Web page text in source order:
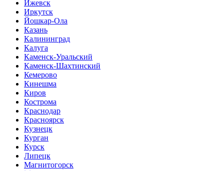
Ижевск
Иркутск
Йошкар-Ола
Казань
Калининград
Калуга
Каменск-Уральский
Каменск-Шахтинский
Кемерово
Кинешма
Киров
Кострома
Краснодар
Красноярск
Кузнецк
Курган
Курск
Липецк
Магнитогорск